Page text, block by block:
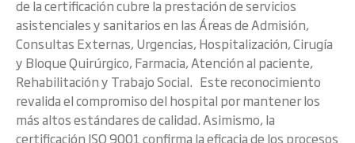
de la certificación cubre la prestación de servicios
asistenciales y sanitarios en las Áreas de Admisión,
Consultas Externas, Urgencias, Hospitalización, Cirugía
y Bloque Quirúrgico, Farmacia, Atención al paciente,
Rehabilitación y Trabajo Social. Este reconocimiento
revalida el compromiso del hospital por mantener los
más altos estándares de calidad. Asimismo, la
certificación ISO 9001 confirma la eficacia de los procesos